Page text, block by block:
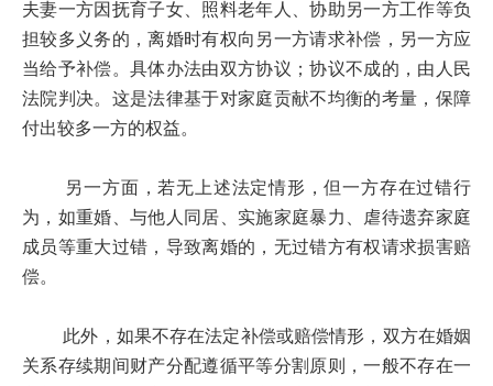
夫妻一方因抚育子女、照料老年人、协助另一方工作等负
担较多义务的，离婚时有权向另一方请求补偿，另一方应
当给予补偿。具体办法由双方协议；协议不成的，由人民
法院判决。这是法律基于对家庭贡献不均衡的考量，保障
付出较多一方的权益。
另一方面，若无上述法定情形，但一方存在过错行
为，如重婚、与他人同居、实施家庭暴力、虐待遗弃家庭
成员等重大过错，导致离婚的，无过错方有权请求损害赔
偿。
此外，如果不存在法定补偿或赔偿情形，双方在婚姻
关系存续期间财产分配遵循平等分割原则，一般不存在一